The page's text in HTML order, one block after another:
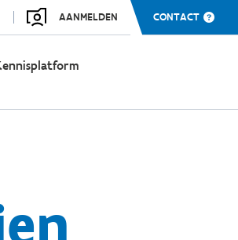
AANMELDEN CONTACT